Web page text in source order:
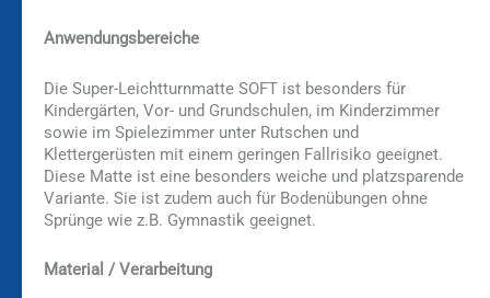
Anwendungsbereiche
Die Super-Leichtturnmatte SOFT ist besonders für
Kindergärten, Vor- und Grundschulen, im Kinderzimmer
sowie im Spielezimmer unter Rutschen und
Klettergerüsten mit einem geringen Fallrisiko geeignet.
Diese Matte ist eine besonders weiche und platzsparende
Variante. Sie ist zudem auch für Bodenübungen ohne
Sprünge wie z.B. Gymnastik geeignet.
Material / Verarbeitung